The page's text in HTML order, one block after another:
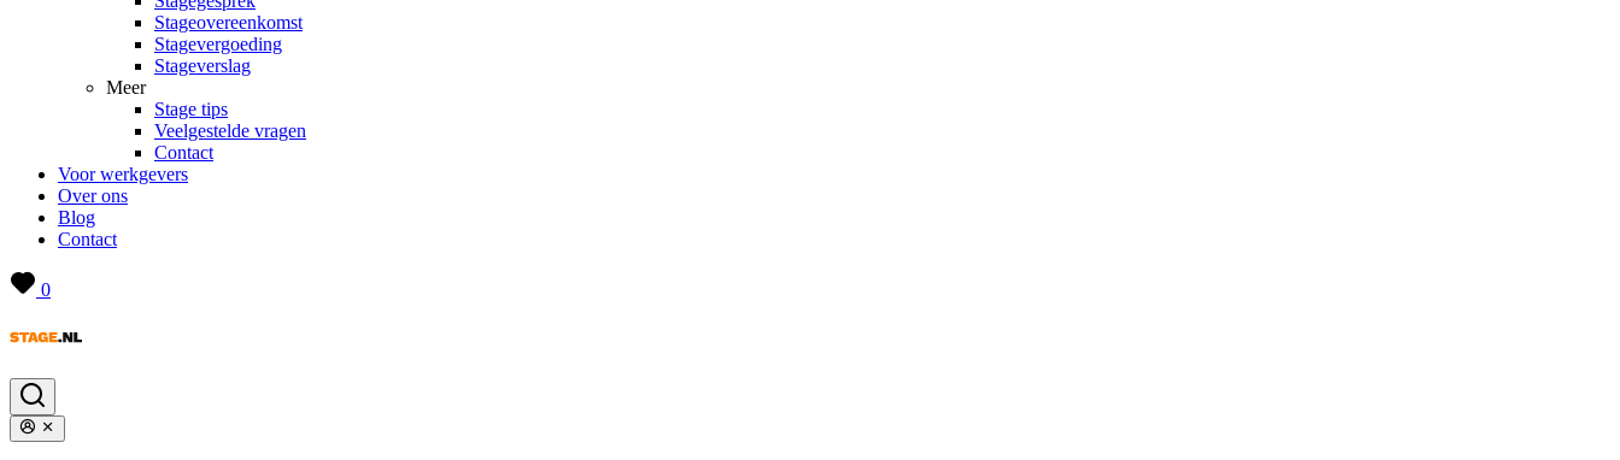
Stageovereenkomst
Stagevergoeding
Stageverslag
Meer
Stage tips
Veelgestelde vragen
Contact
Voor werkgevers
Over ons
Blog
Contact
0